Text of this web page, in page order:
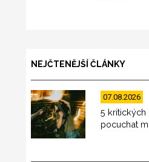
NEJČTENĚJŠÍ ČLÁNKY
07.08.2026
5 kritických
pocuchat